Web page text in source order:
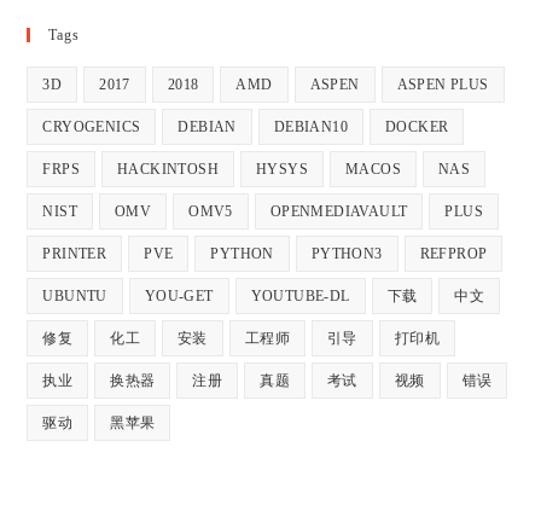
Tags
3D 2017 2018 AMD ASPEN ASPEN PLUS
CRYOGENICS DEBIAN DEBIAN10 DOCKER
FRPS HACKINTOSH HYSYS MACOS NAS
NIST OMV OMV5 OPENMEDIAVAULT PLUS
PRINTER PVE PYTHON PYTHON3 REFPROP
UBUNTU YOU-GET YOUTUBE-DL 下载 中文
修复 化工 安装 工程师 引导 打印机
执业 换热器 注册 真题 考试 视频 错误
驱动 黑苹果